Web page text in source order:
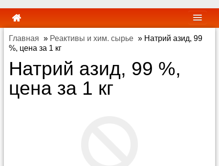
Главная » Реактивы и хим. сырье » Натрий азид, 99
%, цена за 1 кг
Натрий азид, 99 %,
цена за 1 кг